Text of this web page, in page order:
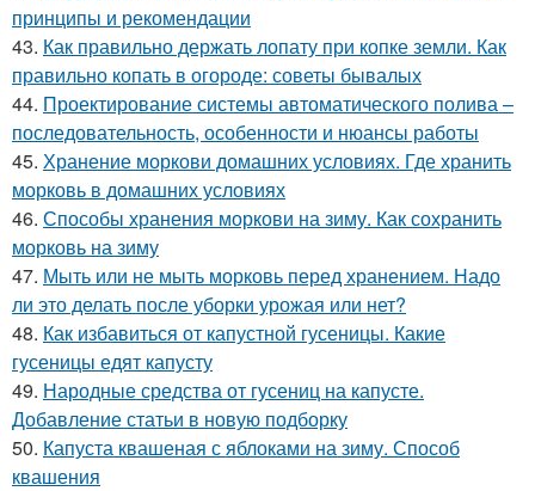
принципы и рекомендации
43. Как правильно держать лопату при копке земли. Как
правильно копать в огороде: советы бывалых
44. Проектирование системы автоматического полива –
последовательность, особенности и нюансы работы
45. Хранение моркови домашних условиях. Где хранить
морковь в домашних условиях
46. Способы хранения моркови на зиму. Как сохранить
морковь на зиму
47. Мыть или не мыть морковь перед хранением. Надо
ли это делать после уборки урожая или нет?
48. Как избавиться от капустной гусеницы. Какие
гусеницы едят капусту
49. Народные средства от гусениц на капусте.
Добавление статьи в новую подборку
50. Капуста квашеная с яблоками на зиму. Способ
квашения